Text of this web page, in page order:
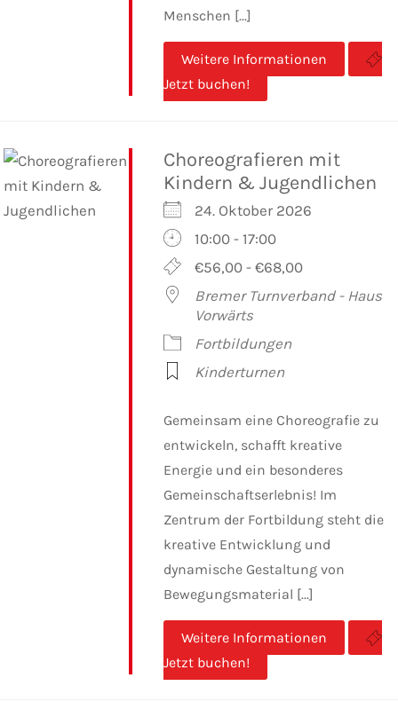
Menschen [...]
Weitere Informationen
Jetzt buchen!
Choreografieren mit
Kindern & Jugendlichen
24. Oktober 2026
10:00 - 17:00
€56,00 - €68,00
Bremer Turnverband - Haus
Vorwärts
Fortbildungen
Kinderturnen
Gemeinsam eine Choreografie zu
entwickeln, schafft kreative
Energie und ein besonderes
Gemeinschaftserlebnis! Im
Zentrum der Fortbildung steht die
kreative Entwicklung und
dynamische Gestaltung von
Bewegungsmaterial [...]
Weitere Informationen
Jetzt buchen!